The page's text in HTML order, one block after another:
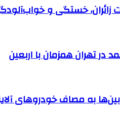
زائران، خستگی و
به مصاف خودروهای